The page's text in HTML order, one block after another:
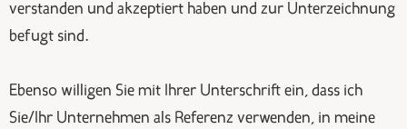
verstanden und akzeptiert haben und zur Unterzeichnung
befugt sind.
Ebenso willigen Sie mit Ihrer Unterschrift ein, dass ich
Sie/Ihr Unternehmen als Referenz verwenden, in meine